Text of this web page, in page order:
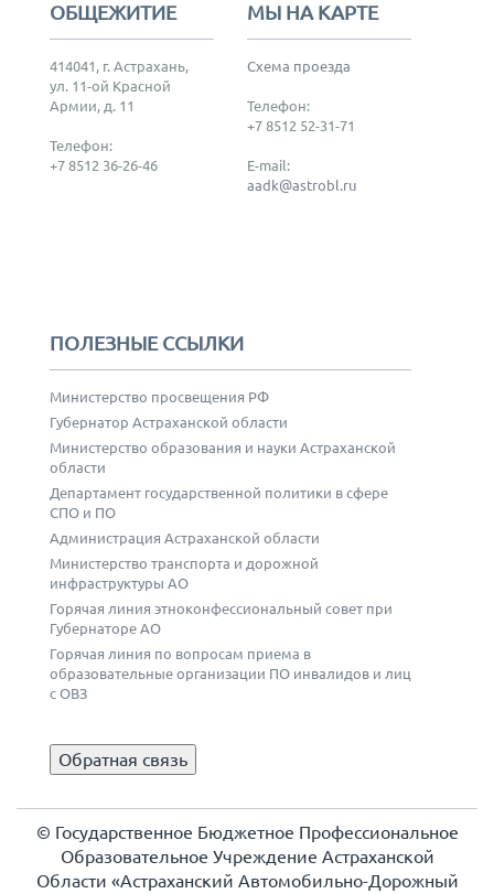
ОБЩЕЖИТИЕ
414041, г. Астрахань,
ул. 11-ой Красной
Армии, д. 11
Телефон:
+7 8512 36-26-46
МЫ НА КАРТЕ
Схема проезда
Телефон:
+7 8512 52-31-71
E-mail:
aadk@astrobl.ru
ПОЛЕЗНЫЕ ССЫЛКИ
Министерство просвещения РФ
Губернатор Астраханской области
Министерство образования и науки Астраханской
области
Департамент государственной политики в сфере
СПО и ПО
Администрация Астраханской области
Министерство транспорта и дорожной
инфраструктуры АО
Горячая линия этноконфессиональный совет при
Губернаторе АО
Горячая линия по вопросам приема в
образовательные организации ПО инвалидов и лиц
с ОВЗ
Обратная связь
© Государственное Бюджетное Профессиональное
Образовательное Учреждение Астраханской
Области «Астраханский Автомобильно-Дорожный